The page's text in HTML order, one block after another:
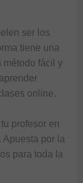
ser los
tiene una
método fácil y
online.
profesor en
Apuesta por la
para toda la